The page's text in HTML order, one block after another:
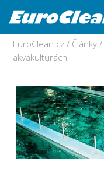
EuroClean.cz / Články /
akvakulturách